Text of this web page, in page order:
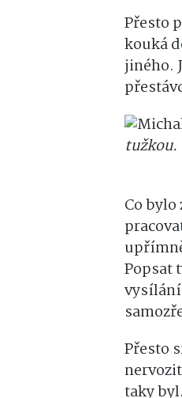
Přesto
kouká
jiného.
tužkou.
Co
Popsat
Přesto
taky